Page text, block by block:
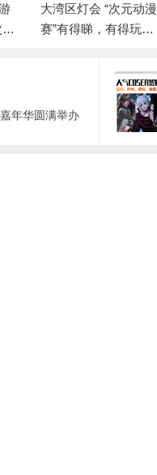
”
大湾区灯会 “次元动漫
赛”有得睇，有得玩，
年华圆满举办